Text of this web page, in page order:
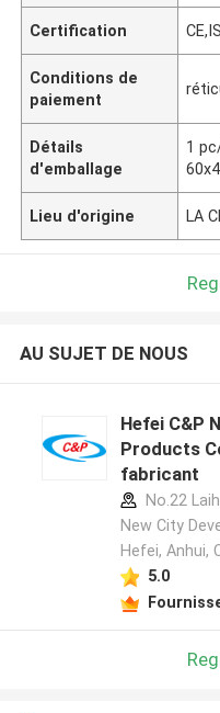
Certification
Conditions de
paiement
Détails
d'emballage
1
Lieu d'origine LA
AU SUJET DE NOUS
Hefei C&P
Products
fabricant
No.22
New City
Hefei, Anhui,
5.0